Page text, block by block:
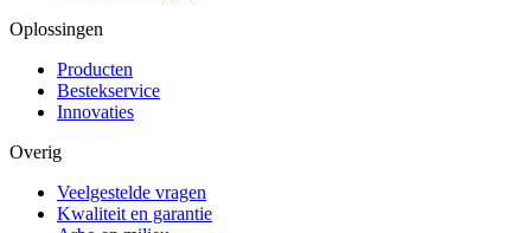
Oplossingen
Producten
Bestekservice
Innovaties
Overig
Veelgestelde vragen
Kwaliteit en garantie